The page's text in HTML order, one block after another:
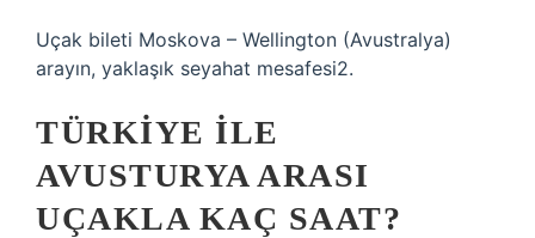
Uçak bileti Moskova – Wellington (Avustralya)
arayın, yaklaşık seyahat mesafesi2.
TÜRKIYE ILE
AVUSTURYA ARASI
UÇAKLA KAÇ SAAT?